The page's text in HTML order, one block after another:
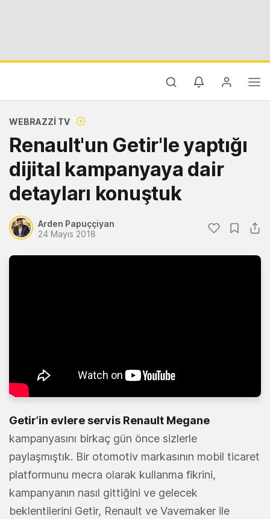
WEBRAZZI TV
Renault'un Getir'le yaptığı
dijital kampanyaya dair
detayları konuştuk
Arden Papuççiyan
24 Mayıs 2018
Getir’in evlere servis Renault Megane
kampanyasını birkaç gün önce sizlerle
paylaşmıştık. Bir otomotiv markasının mobil ticaret
platformunu mecra olarak kullanma fikrini,
kampanyanın nasıl gittiğini ve gelecek
beklentilerini Getir, Renault ve Vavemaker ile